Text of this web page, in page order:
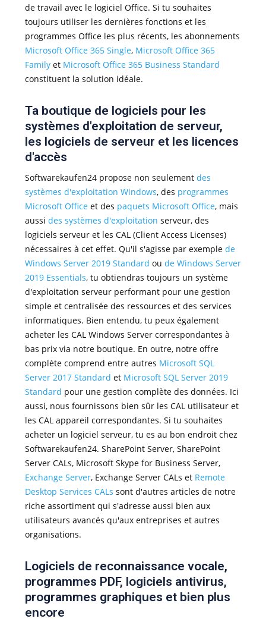
de travail avec le logiciel Office. Si tu souhaites
toujours utiliser les dernières fonctions et les
programmes Office les plus récents, les abonnements
Microsoft Office 365 Single, Microsoft Office 365
Familyet Microsoft Office 365 Business Standard
constituent la solution idéale.
Ta boutique de logiciels pour les
systèmes d'exploitation de serveur,
les logiciels de serveur et les licences
d'accès
Softwarekaufen24 propose non seulement des
systèmes d'exploitation Windows, des programmes
Microsoft Officeet des paquets Microsoft Office, mais
aussi des systèmes d'exploitation serveur, des
logiciels serveur et les CAL (Client Access Licenses)
nécessaires à cet effet. Qu'il s'agisse par exemple de
Windows Server 2019 Standard ou de Windows Server
2019 Essentials, tu obtiendras toujours un système
d'exploitation serveur performant pour une gestion
simple et centralisée des ressources et des services
informatiques. Bien entendu, tu peux également
acheter les CAL Windows Server correspondantes à
bas prix via notre boutique. En outre, notre offre
complète comprend entre autres Microsoft SQL
Server 2017 Standard et Microsoft SQL Server 2019
Standard pour une gestion complète des données. Ici
aussi, nous fournissons bien sûr les CAL utilisateur et
les CAL appareil correspondantes. Si tu souhaites
acheter un logiciel serveur, tu es au bon endroit chez
Softwarekaufen24. SharePoint Server, SharePoint
Server CALs, Microsoft Skype for Business Server,
Exchange Server, Exchange Server CALs et Remote
Desktop Services CALs sont d'autres articles de notre
riche assortiment qui s'adresse aussi bien aux
utilisateurs avancés qu'aux entreprises et autres
organisations.
Logiciels de reconnaissance vocale,
programmes PDF, logiciels antivirus,
programmes graphiques et bien plus
encore